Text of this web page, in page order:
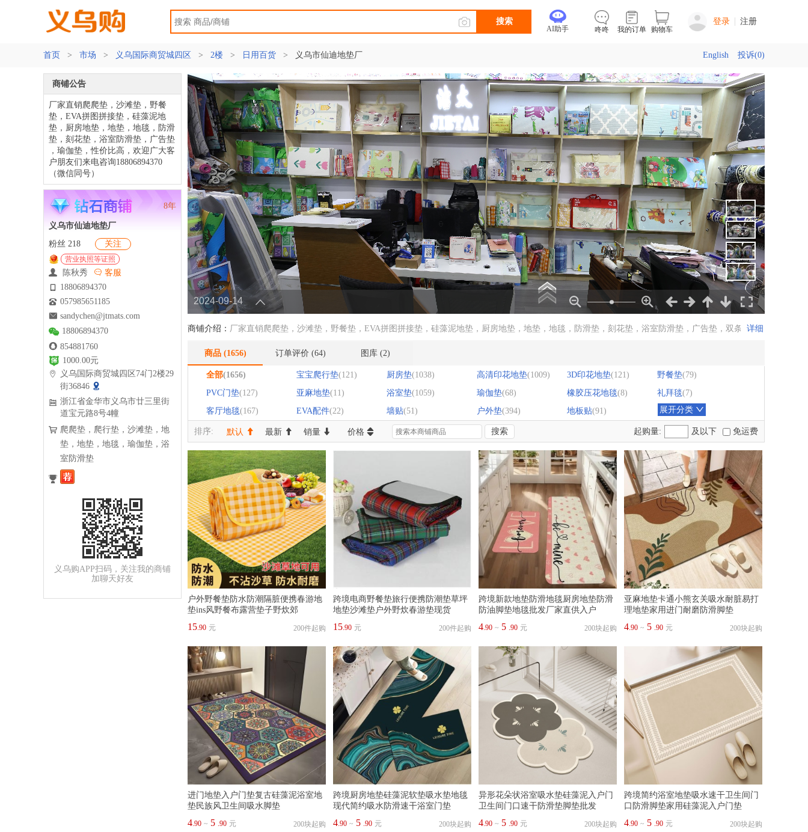
搜索
AI助手 咚咚 我的订单 购物车
登录 注册
首页 > 市场 > 义乌国际商贸城四区 > 2楼 > 日用百货 > 义乌市仙迪地垫厂 English 投诉(0)
商铺公告
厂家直销爬爬垫，沙滩垫，野餐
垫，EVA拼图拼接垫，硅藻泥地
垫，厨房地垫，地垫，地毯，防滑
垫，刻花垫，浴室防滑垫，广告垫
，瑜伽垫，性价比高，欢迎广大客
户朋友们来电咨询18806894370
（微信同号）
义乌市仙迪地垫厂
8年
粉丝 218 关注
营业执照等证照
陈秋秀
客服
18806894370
057985651185
sandychen@jtmats.com
18806894370
854881760
1000.00元
义乌国际商贸城四区74门2楼29
街36846
浙江省金华市义乌市廿三里街
道宝元路8号4幢
爬爬垫，爬行垫，沙滩垫，地
垫，地垫，地毯，瑜伽垫，浴
室防滑垫
义乌购APP扫码，关注我的商铺
加聊天好友
2024-09-14
商铺介绍： 厂家直销爬爬垫，沙滩垫，野餐垫，EVA拼图拼接垫，硅藻泥地垫，厨房地垫，地垫，地毯，防滑垫，刻花垫，浴室防滑垫，广告垫，双条纹地毯 ，瑜伽
详细
商品 (1656) 订单评价 (64) 图库 (2)
全部(1656) 宝宝爬行垫(121) 厨房垫(1038) 高清印花地垫(1009) 3D印花地垫(121) 野餐垫(79)
PVC门垫(127) 亚麻地垫(11) 浴室垫(1059) 瑜伽垫(68) 橡胶压花地毯(8) 礼拜毯(7)
客厅地毯(167) EVA配件(22) 墙贴(51) 户外垫(394) 地板贴(91) 展开分类
排序: 默认 最新 销量 价格 搜索 免运费
起购量: 及以下
户外野餐垫防水防潮隔脏便携春游地
垫ins风野餐布露营垫子野炊郊
15.90 元 200件起购
跨境电商野餐垫旅行便携防潮垫草坪
地垫沙滩垫户外野炊春游垫现货
15.90 元 200件起购
跨境新款地垫防滑地毯厨房地垫防滑
防油脚垫地毯批发厂家直供入户
4.90 ~ 5 .90 元 200块起购
亚麻地垫卡通小熊玄关吸水耐脏易打
理地垫家用进门耐磨防滑脚垫
4.90 ~ 5 .90 元 200块起购
进门地垫入户门垫复古硅藻泥浴室地
垫民族风卫生间吸水脚垫
4.90 ~ 5 .90 元 200块起购
跨境厨房地垫硅藻泥软垫吸水垫地毯
现代简约吸水防滑速干浴室门垫
4.90 ~ 5 .90 元 200块起购
异形花朵状浴室吸水垫硅藻泥入户门
卫生间门口速干防滑垫脚垫批发
4.90 ~ 5 .90 元 200块起购
跨境简约浴室地垫吸水速干卫生间门
口防滑脚垫家用硅藻泥入户门垫
4.90 ~ 5 .90 元 200块起购